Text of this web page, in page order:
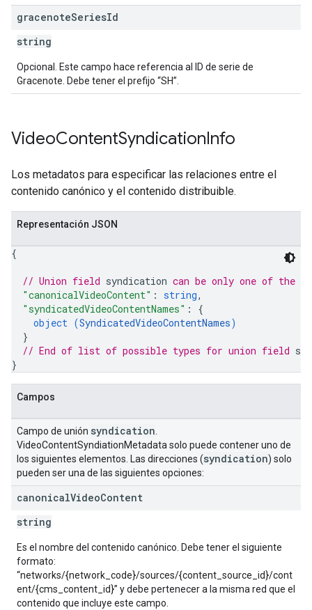
gracenoteSeriesId
string
Opcional. Este campo hace referencia al ID de serie de
Gracenote. Debe tener el prefijo “SH”.
VideoContentSyndicationInfo
Los metadatos para especificar las relaciones entre el
contenido canónico y el contenido distribuible.
Representación JSON
{
// Union field syndication can be only one of the
"canonicalVideoContent" : string,
"syndicatedVideoContentNames" : {
object (SyndicatedVideoContentNames)
}
// End of list of possible types for union field
}
Campos
Campo de unión syndication
VideoContentSyndiationMetadata solo puede contener uno de
los siguientes elementos. Las direcciones (syndication) solo
pueden ser una de las siguientes opciones:
canonicalVideoContent
string
Es el nombre del contenido canónico. Debe tener el siguiente
formato:
“networks/{network_code}/sources/{content_source_id}/cont
ent/{cms_content_id}” y debe pertenecer a la misma red que el
contenido que incluye este campo.